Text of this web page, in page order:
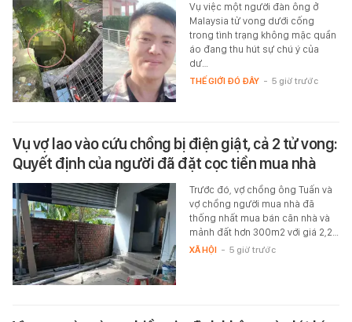
Vụ việc một người đàn ông ở
Malaysia tử vong dưới cống
trong tình trạng không mặc quần
áo đang thu hút sự chú ý của
dư…
THẾ GIỚI ĐÓ ĐÂY - 5 giờ trước
Vụ vợ lao vào cứu chồng bị điện giật, cả 2 tử vong:
Quyết định của người đã đặt cọc tiền mua nhà
Trước đó, vợ chồng ông Tuấn và
vợ chồng người mua nhà đã
thống nhất mua bán căn nhà và
mảnh đất hơn 300m2 với giá 2,2…
XÃ HỘI - 5 giờ trước